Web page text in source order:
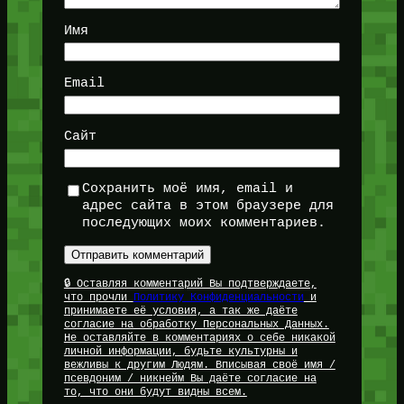
Имя
Email
Сайт
Сохранить моё имя, email и
адрес сайта в этом браузере для
последующих моих комментариев.
🔒 Оставляя комментарий Вы подтверждаете,
что прочли Политику Конфиденциальностии
принимаете её условия, а так же даёте
согласие на обработку Персональных Данных.
Не оставляйте в комментариях о себе никакой
личной информации, будьте культурны и
вежливы к другим Людям. Вписывая своё имя /
псевдоним / никнейм Вы даёте согласие на
то, что они будут видны всем.